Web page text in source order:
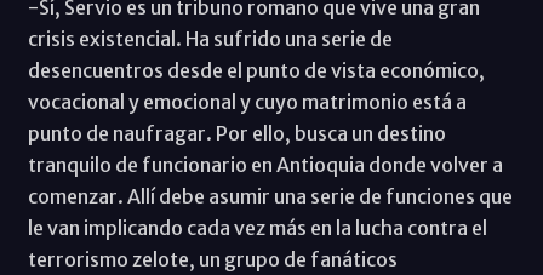
-Sí, Servio es un tribuno romano que vive una gran
crisis existencial. Ha sufrido una serie de
desencuentros desde el punto de vista económico,
vocacional y emocional y cuyo matrimonio está a
punto de naufragar. Por ello, busca un destino
tranquilo de funcionario en Antioquia donde volver a
comenzar. Allí debe asumir una serie de funciones que
le van implicando cada vez más en la lucha contra el
terrorismo zelote, un grupo de fanáticos